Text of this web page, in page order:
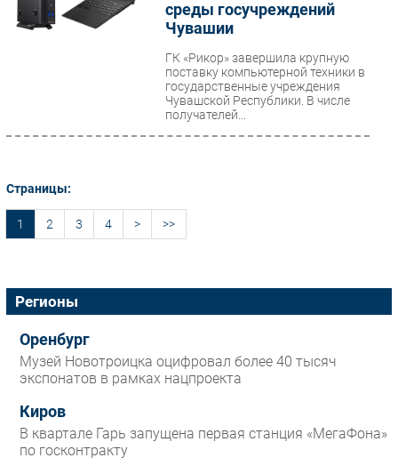
среды госучреждений
Чувашии
ГК «Рикор» завершила крупную
поставку компьютерной техники в
государственные учреждения
Чувашской Республики. В числе
получателей...
Страницы:
1 2 3 4 > >>
Регионы
Оренбург
Музей Новотроицка оцифровал более 40 тысяч
экспонатов в рамках нацпроекта
Киров
В квартале Гарь запущена первая станция «МегаФона»
по госконтракту